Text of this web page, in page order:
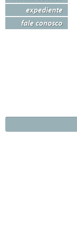
expediente
fale conosco